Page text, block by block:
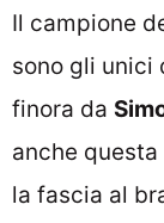
Il campione
sono gli unici
finora da
anche
la fascia al